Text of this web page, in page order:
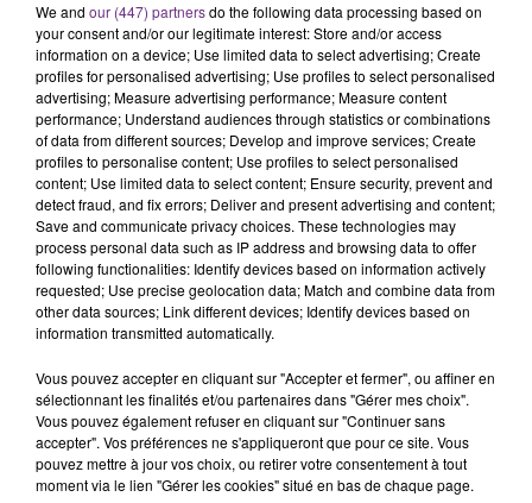
FIL D'ACTU
6 août 2026
SI TOUT LE MONDE FAIT ÇA, MOI L'ANNÉE
PROCHAINE JE VENDANGE EN...
La vendange en Champagne a débuté ce jeudi 6
août dans la commune de Montgueux (Aube). Du
We and our (447) partnersdo the following data processing based on
your consent and/or our legitimate interest: Store and/or access
information on a device; Use limited data to select advertising; Create
profiles for personalised advertising; Use profiles to select personalised
advertising; Measure advertising performance; Measure content
performance; Understand audiences through statistics or combinations
of data from different sources; Develop and improve services; Create
profiles to personalise content; Use profiles to select personalised
content; Use limited data to select content; Ensure security, prevent and
detect fraud, and fix errors; Deliver and present advertising and content;
Save and communicate privacy choices. These technologies may
process personal data such as IP address and browsing data to offer
following functionalities: Identify devices based on information actively
requested; Use precise geolocation data; Match and combine data from
other data sources; Link different devices; Identify devices based on
information transmitted automatically.
Vous pouvez accepter en cliquant sur "Accepter et fermer", ou affiner en
sélectionnant les finalités et/ou partenaires dans "Gérer mes choix".
Vous pouvez également refuser en cliquant sur "Continuer sans
accepter". Vos préférences ne s'appliqueront que pour ce site. Vous
pouvez mettre à jour vos choix, ou retirer votre consentement à tout
moment via le lien "Gérer les cookies" situé en bas de chaque page.